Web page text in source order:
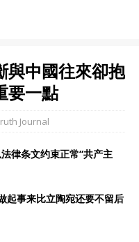
與中國往來卻抱
要一點
Journal
律条文约束正常“共产主
起事来比立陶宛还要不留后